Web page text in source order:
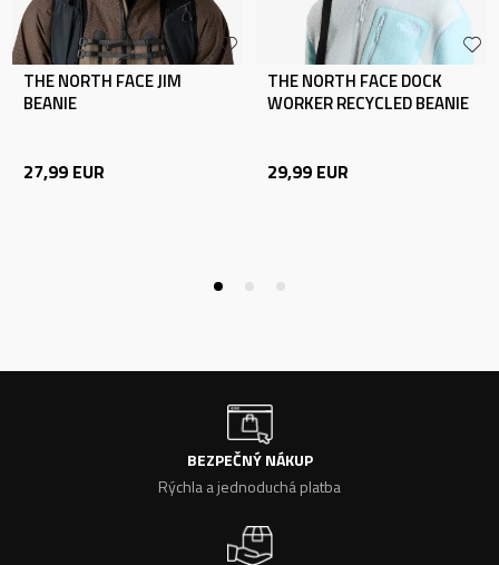
THE NORTH FACE JIM
BEANIE
27,99 EUR
THE NORTH FACE DOCK
WORKER RECYCLED BEANIE
29,99 EUR
BEZPEČNÝ NÁKUP
Rýchla a jednoduchá platba